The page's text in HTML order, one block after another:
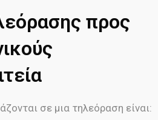
προς
σε μια τηλεόραση είναι: